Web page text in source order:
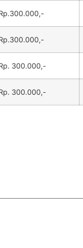
300.000,-
300.000,-